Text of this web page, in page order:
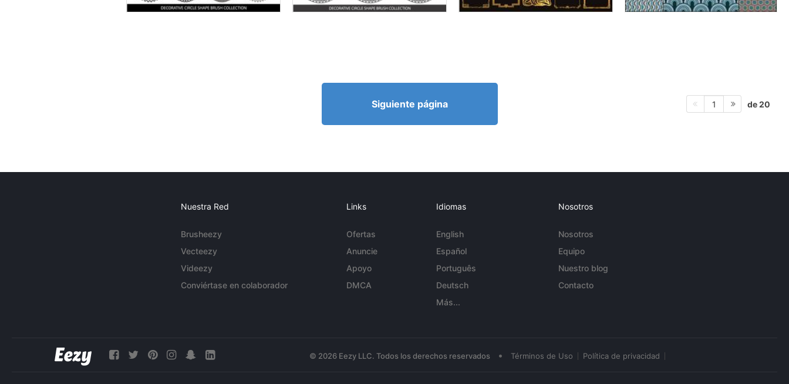
Siguiente página 1 de 20
Nuestra Red
Brusheezy
Vecteezy
Videezy
Conviértase en colaborador
Links
Ofertas
Anuncie
Apoyo
DMCA
Idiomas
English
Español
Português
Deutsch
Más...
Nosotros
Nosotros
Equipo
Nuestro blog
Contacto
© 2026 Eezy LLC. Todos los derechos reservados • Términos de Uso Política de privacidad